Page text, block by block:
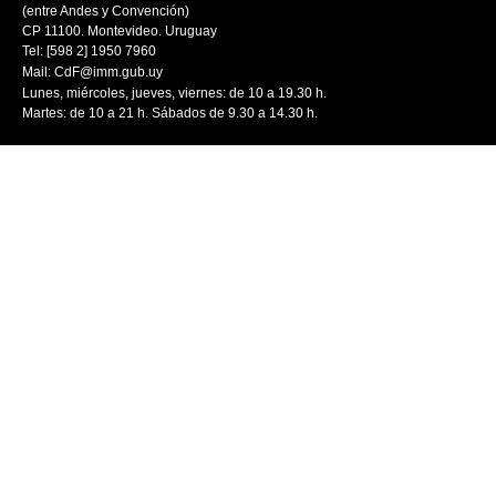
(entre Andes y Convención)
CP 11100. Montevideo. Uruguay
Tel: [598 2] 1950 7960
Mail: CdF@imm.gub.uy
Lunes, miércoles, jueves, viernes: de 10 a 19.30 h.
Martes: de 10 a 21 h. Sábados de 9.30 a 14.30 h.